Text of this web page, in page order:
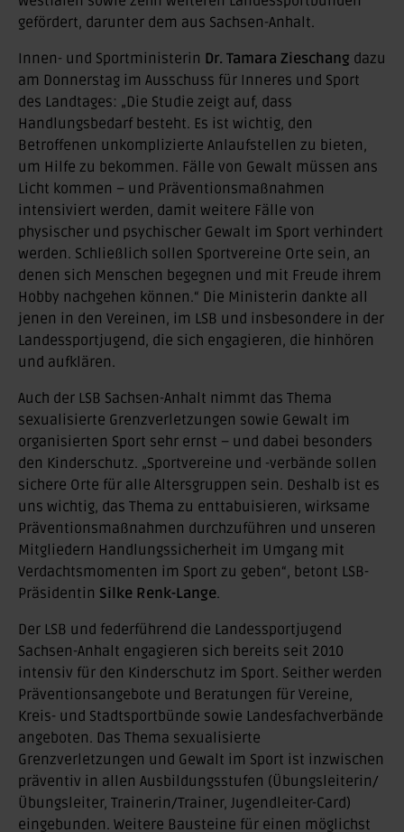
gefördert, darunter dem aus Sachsen-Anhalt.
Innen- und Sportministerin Dr. Tamara Zieschang dazu
am Donnerstag im Ausschuss für Inneres und Sport
des Landtages: „Die Studie zeigt auf, dass
Handlungsbedarf besteht. Es ist wichtig, den
Betroffenen unkomplizierte Anlaufstellen zu bieten,
um Hilfe zu bekommen. Fälle von Gewalt müssen ans
Licht kommen – und Präventionsmaßnahmen
intensiviert werden, damit weitere Fälle von
physischer und psychischer Gewalt im Sport verhindert
werden. Schließlich sollen Sportvereine Orte sein, an
denen sich Menschen begegnen und mit Freude ihrem
Hobby nachgehen können.“ Die Ministerin dankte all
jenen in den Vereinen, im LSB und insbesondere in der
Landessportjugend, die sich engagieren, die hinhören
und aufklären.
Auch der LSB Sachsen-Anhalt nimmt das Thema
sexualisierte Grenzverletzungen sowie Gewalt im
organisierten Sport sehr ernst – und dabei besonders
den Kinderschutz. „Sportvereine und -verbände sollen
sichere Orte für alle Altersgruppen sein. Deshalb ist es
uns wichtig, das Thema zu enttabuisieren, wirksame
Präventionsmaßnahmen durchzuführen und unseren
Mitgliedern Handlungssicherheit im Umgang mit
Verdachtsmomenten im Sport zu geben“, betont LSB-
Präsidentin Silke Renk-Lange.
Der LSB und federführend die Landessportjugend
Sachsen-Anhalt engagieren sich bereits seit 2010
intensiv für den Kinderschutz im Sport. Seither werden
Präventionsangebote und Beratungen für Vereine,
Kreis- und Stadtsportbünde sowie Landesfachverbände
angeboten. Das Thema sexualisierte
Grenzverletzungen und Gewalt im Sport ist inzwischen
präventiv in allen Ausbildungsstufen (Übungsleiterin/
Übungsleiter, Trainerin/Trainer, Jugendleiter-Card)
eingebunden. Weitere Bausteine für einen möglichst